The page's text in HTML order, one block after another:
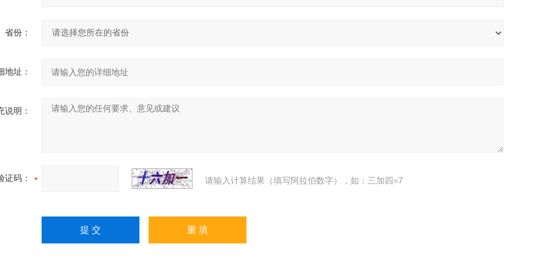
省份：
地址：
说明：
证码： 请输入计算结果（填写阿拉伯数字），如：三加四=7